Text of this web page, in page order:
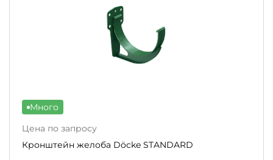
Много
Цена по запросу
Кронштейн желоба Döcke STANDARD